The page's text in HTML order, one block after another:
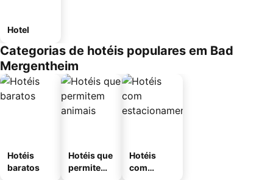
Hotel
Categorias de hotéis populares em Bad
Mergentheim
Hotéis
baratos
Hotéis que
permitem
Hotéis
com